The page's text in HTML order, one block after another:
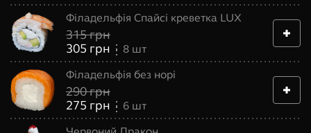
Філадельфія Спайсі креветка LUX
315грн
305 грн 8 шт
Філадельфія без норі
290грн
275 грн 6 шт